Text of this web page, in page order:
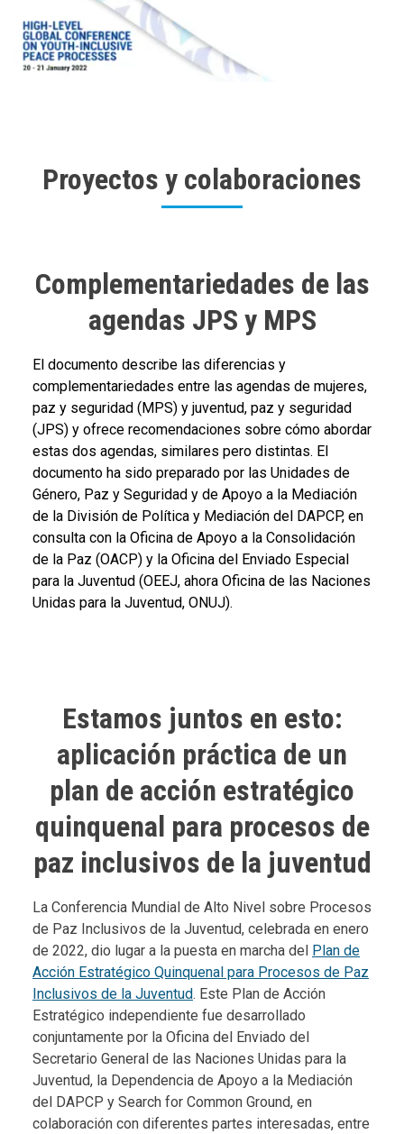
Proyectos y colaboraciones
Complementariedades de las
agendas JPS y MPS
Body
El documento describe las diferencias y
complementariedades entre las agendas de mujeres,
paz y seguridad (MPS) y juventud, paz y seguridad
(JPS) y ofrece recomendaciones sobre cómo abordar
estas dos agendas, similares pero distintas. El
documento ha sido preparado por las Unidades de
Género, Paz y Seguridad y de Apoyo a la Mediación
de la División de Política y Mediación del DAPCP, en
consulta con la Oficina de Apoyo a la Consolidación
de la Paz (OACP) y la Oficina del Enviado Especial
para la Juventud (OEEJ, ahora Oficina de las Naciones
Unidas para la Juventud, ONUJ).
Estamos juntos en esto:
aplicación práctica de un
plan de acción estratégico
quinquenal para procesos de
paz inclusivos de la juventud
Body
La Conferencia Mundial de Alto Nivel sobre Procesos
de Paz Inclusivos de la Juventud, celebrada en enero
de 2022, dio lugar a la puesta en marcha del
Plan de
Acción Estratégico Quinquenal para Procesos de Paz
Inclusivos de la Juventud. Este Plan de Acción
Estratégico independiente fue desarrollado
conjuntamente por la Oficina del Enviado del
Secretario General de las Naciones Unidas para la
Juventud, la Dependencia de Apoyo a la Mediación
del DAPCP y Search for Common Ground, en
colaboración con diferentes partes interesadas, entre